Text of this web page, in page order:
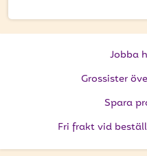
Ange din e-postadress
E-postadress
PRENUMERERA
Jobba
Grossister
Spara
Fri frakt vid